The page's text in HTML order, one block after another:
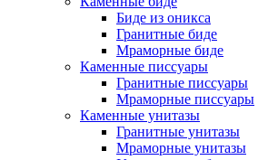
Биде из оникса
Гранитные биде
Мраморные биде
Каменные писсуары
Гранитные писсуары
Мраморные писсуары
Каменные унитазы
Гранитные унитазы
Мраморные унитазы